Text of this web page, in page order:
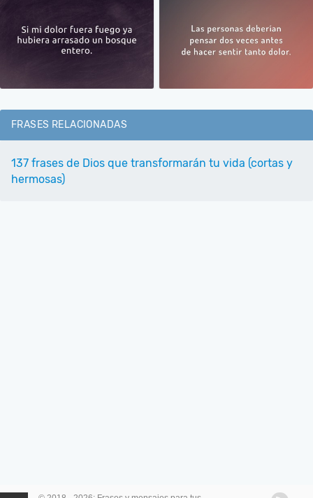
FRASES RELACIONADAS
137 frases de Dios que transformarán tu vida (cortas y
hermosas)